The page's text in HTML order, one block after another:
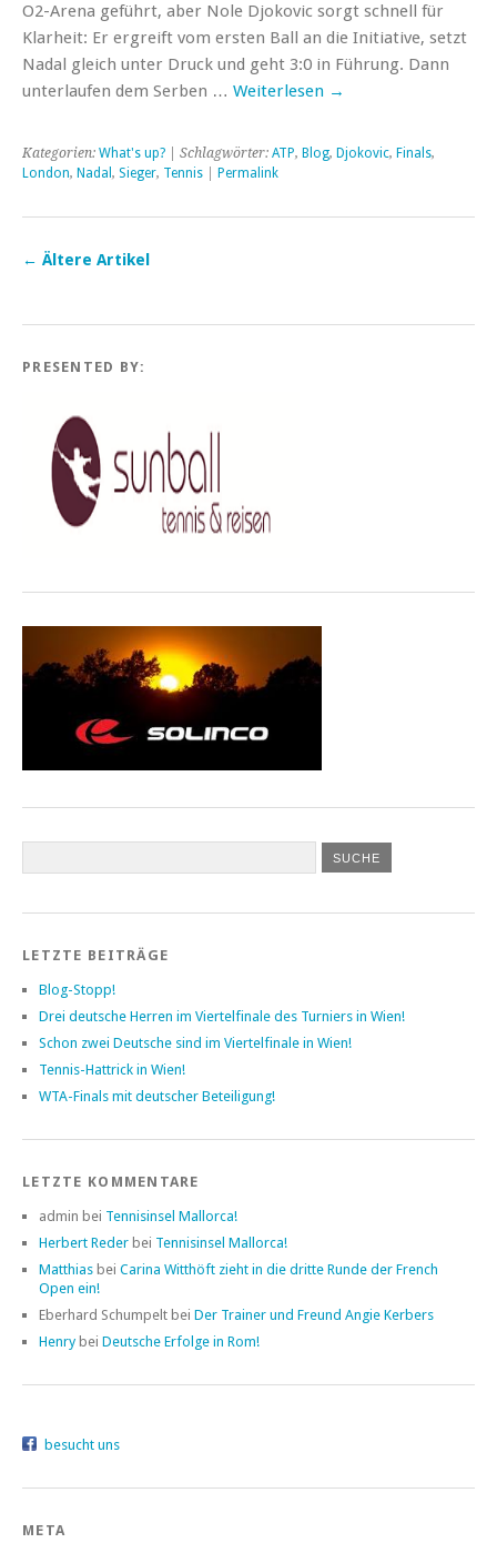
O2-Arena geführt, aber Nole Djokovic sorgt schnell für
Klarheit: Er ergreift vom ersten Ball an die Initiative, setzt
Nadal gleich unter Druck und geht 3:0 in Führung. Dann
unterlaufen dem Serben … Weiterlesen →
Kategorien: What's up? | Schlagwörter: ATP, Blog, Djokovic, Finals,
London, Nadal , Sieger, Tennis Permalink
← Ältere Artikel
PRESENTED BY:
LETZTE BEITRÄGE
Blog-Stopp!
Drei deutsche Herren im Viertelfinale des Turniers in Wien!
Schon zwei Deutsche sind im Viertelfinale in Wien!
Tennis-Hattrick in Wien!
WTA-Finals mit deutscher Beteiligung!
LETZTE KOMMENTARE
admin bei Tennisinsel Mallorca!
Herbert Reder bei Tennisinsel Mallorca!
Matthias bei Carina Witthöft zieht in die dritte Runde der French
Open ein!
Eberhard Schumpelt bei Der Trainer und Freund Angie Kerbers
Henry bei Deutsche Erfolge in Rom!
besucht uns
META